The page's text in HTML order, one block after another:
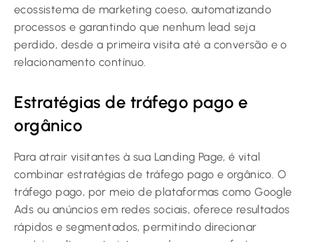
ecossistema de marketing coeso, automatizando
processos e garantindo que nenhum lead seja
perdido, desde a primeira visita até a conversão e o
relacionamento contínuo.
Estratégias de tráfego pago e
orgânico
Para atrair visitantes à sua Landing Page, é vital
combinar estratégias de tráfego pago e orgânico. O
tráfego pago, por meio de plataformas como Google
Ads ou anúncios em redes sociais, oferece resultados
rápidos e segmentados, permitindo direcionar